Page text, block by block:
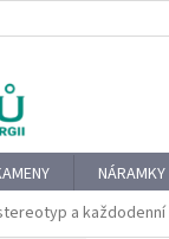
NÁRAMKY
a každodenní